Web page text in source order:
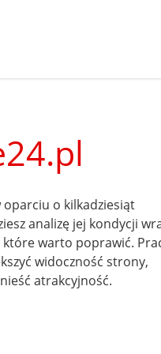
o kilkadziesiąt
analizę jej kondycji
warto poprawić.
widoczność strony,
atrakcyjność.